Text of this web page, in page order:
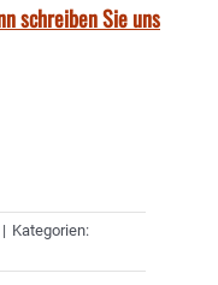
schreiben Sie uns
| Kategorien: